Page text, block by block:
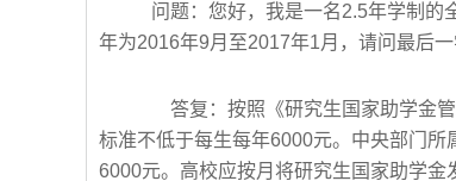
问题：您好，我是一名2.5年学制的
年为2016年9月至2017年1月，请问最后
答复：按照《研究生国家助学金管
标准不低于每生每年6000元。中央部门
6000元。高校应按月将研究生国家助学